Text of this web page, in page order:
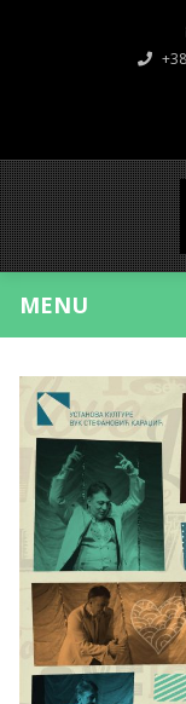
MENU